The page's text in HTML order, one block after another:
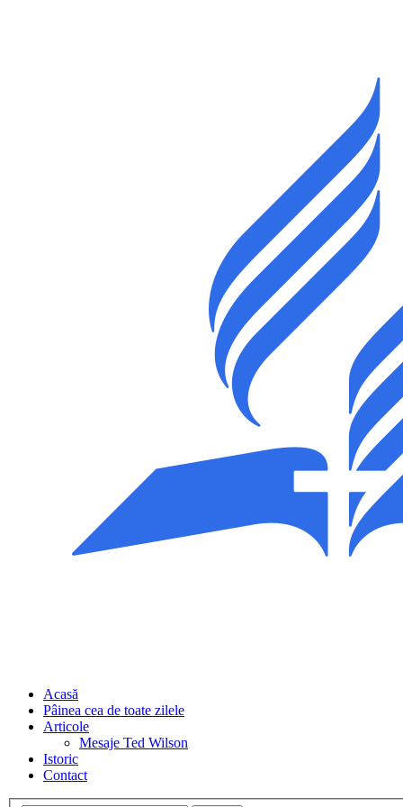
Acasă
Pâinea cea de toate zilele
Articole
Mesaje Ted Wilson
Istoric
Contact